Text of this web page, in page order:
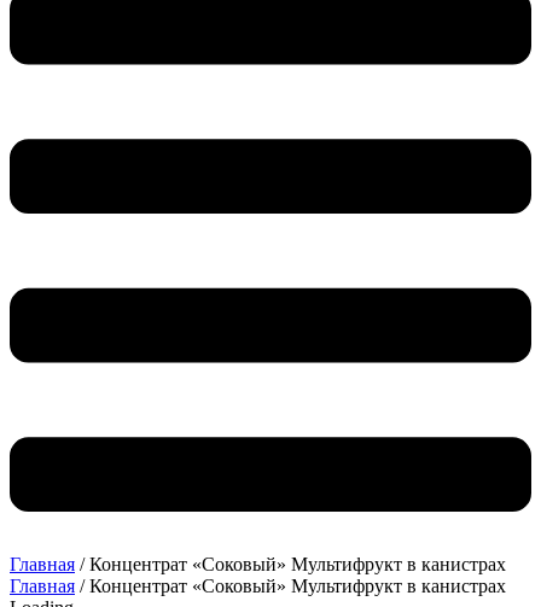
Главная / Концентрат «Соковый» Мультифрукт в канистрах
Главная / Концентрат «Соковый» Мультифрукт в канистрах